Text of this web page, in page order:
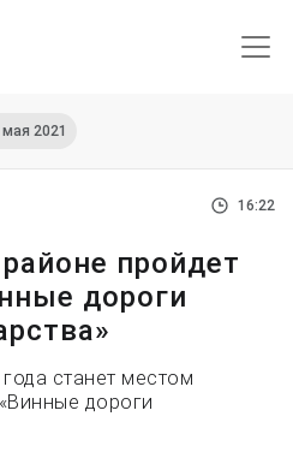
2021
16:22
пройдет
дороги
станет местом
дороги